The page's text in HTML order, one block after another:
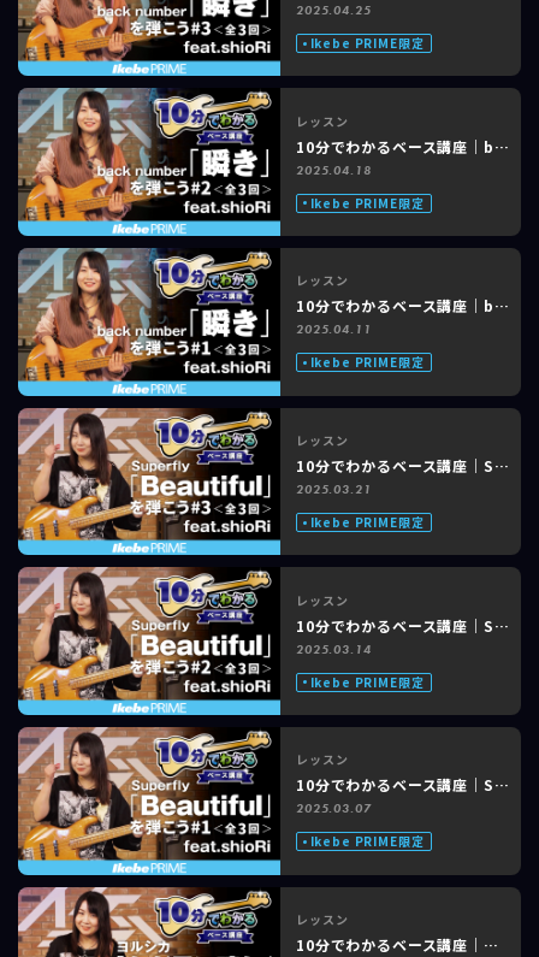
2025.04.25
Ikebe PRIME限定
レッスン
10分でわかるベース講座｜back number「瞬き」feat. shioRi #2 of 3
2025.04.18
Ikebe PRIME限定
レッスン
10分でわかるベース講座｜back number「瞬き」feat. shioRi #1 of 3
2025.04.11
Ikebe PRIME限定
レッスン
10分でわかるベース講座｜Superfly「Beautiful」feat. shioRi #3 of 3
2025.03.21
Ikebe PRIME限定
レッスン
10分でわかるベース講座｜Superfly「Beautiful」feat. shioRi #2 of 3
2025.03.14
Ikebe PRIME限定
レッスン
10分でわかるベース講座｜Superfly「Beautiful」feat. shioRi #1 of 3
2025.03.07
Ikebe PRIME限定
レッスン
10分でわかるベース講座｜ヨルシカ「ただ君に晴れ」feat. shioRi #3 of 3